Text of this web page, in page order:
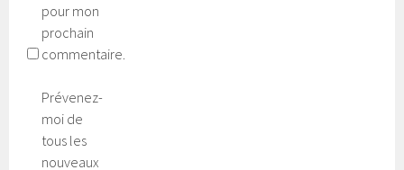
pour mon
prochain
commentaire.
Prévenez-
moi de
tous les
nouveaux